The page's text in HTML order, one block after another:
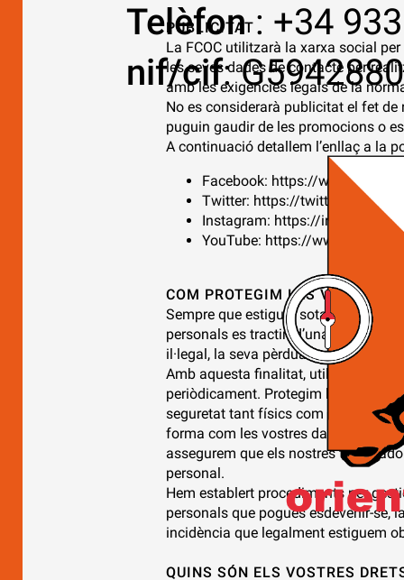
PUBLICITAT
La FCOC utilitzarà la xarxa social
les seves dades de contacte per
amb les exigències legals de la
No es considerarà publicitat el fet
puguin gaudir de les promocions o
A continuació detallem l’enllaç a la
Facebook: https://
Twitter: https://twitter.com/
Instagram: https://
YouTube: https://
COM PROTEGIM LES VOSTRES
Sempre que estiguin sota el nostre
personals es tractin d’una forma
il·legal, la seva pèrdua accidental,
Amb aquesta finalitat, utilitzem
periòdicament. Protegim la vostra
seguretat tant físics com informàtics
forma com les vostres dades
assegurem que els nostres
personal.
Hem establert procediments per
personals que pogués esdevenir-
incidència que legalment estiguem
QUINS SÓN ELS VOSTRES
Telèfon: +34
nif/cif: